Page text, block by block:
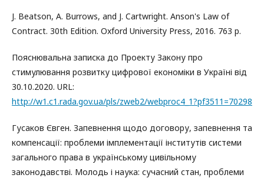
J. Beatson, A. Burrows, and J. Cartwright. Anson's Law of
Contract. 30th Edition. Oxford University Press, 2016. 763 p.
Пояснювальна записка до Проекту Закону про
стимулювання розвитку цифрової економіки в Україні від
30.10.2020. URL:
http://w1.c1.rada.gov.ua/pls/zweb2/webproc4_1?pf3511=70298
Гусаков Євген. Запевнення щодо договору, запевнення та
компенсації: проблеми імплементації інститутів системи
загального права в українському цивільному
законодавстві. Молодь і наука: сучасний стан, проблеми